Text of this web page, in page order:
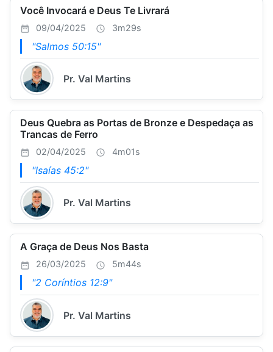
Você Invocará e Deus Te Livrará
09/04/2025 3m29s
"Salmos 50:15"
Pr. Val Martins
Deus Quebra as Portas de Bronze e Despedaça as
Trancas de Ferro
02/04/2025 4m01s
"Isaías 45:2"
Pr. Val Martins
A Graça de Deus Nos Basta
26/03/2025 5m44s
"2 Coríntios 12:9"
Pr. Val Martins